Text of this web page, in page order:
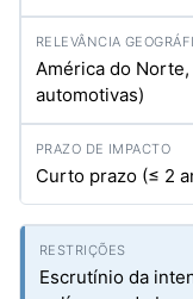
América do
automotivas)
Curto prazo (≤ 2
Escrutínio da